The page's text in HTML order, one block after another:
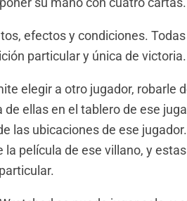
efectos y condiciones.
particular y única de victoria.
elegir a otro jugador, robarle
de ellas en el tablero de ese
las ubicaciones de ese
la película de ese villano, y